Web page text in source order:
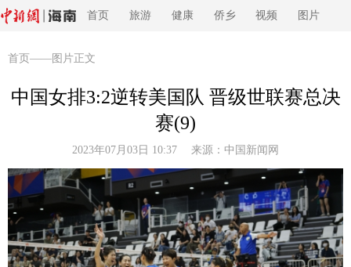
首页 旅游 健康 侨乡 视频 图片
首页 ——图片正文
中国女排3:2逆转美国队 晋级世联赛总决
赛(9)
2023年07月03日 10:37 来源： 中国新闻网